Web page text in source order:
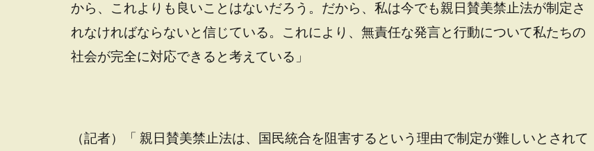
から、これよりも良いことはないだろう。だから、私は今でも親日賛美禁止法が制定さ
れなければならないと信じている。これにより、無責任な発言と行動について私たちの
社会が完全に対応できると考えている」
（記者）「 親日賛美禁止法は、国民統合を阻害するという理由で制定が難しいとされて